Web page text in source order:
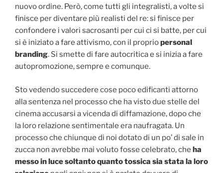
nuovo ordine. Però, come tutti gli integralisti, a volte si
finisce per diventare più realisti del re: si finisce per
confondere i valori sacrosanti per cui ci si batte, per cui
si è iniziato a fare attivismo, con il propriopersonal
branding. Si smette di fare autocritica e si inizia a fare
autopromozione, sempre e comunque.
Sto vedendo succedere cose poco edificanti attorno
alla sentenza nel processo che ha visto due stelle del
cinema accusarsi a vicenda di diffamazione, dopo che
la loro relazione sentimentale era naufragata. Un
processo che chiunque di noi dotato di un po’ di sale in
zucca non avrebbe mai voluto fosse celebrato, che ha
messo in luce soltanto quanto tossica sia stata la loro